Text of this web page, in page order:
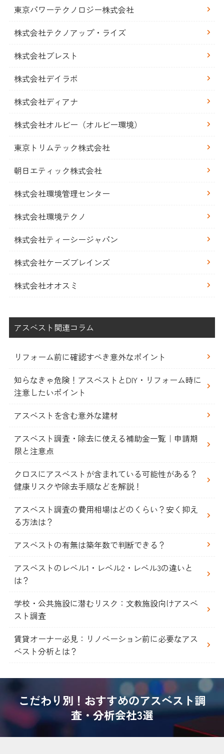
東京パワーテクノロジー株式会社
株式会社テクノアップ・ライズ
株式会社ブレスト
株式会社デイラボ
株式会社ディアナ
株式会社オルビー（オルビー環境）
東京トリムテック株式会社
朝日エティック株式会社
株式会社環境管理センター
株式会社環境テクノ
株式会社ティーシージャパン
株式会社ケーズブレインズ
株式会社オオスミ
アスベスト関連コラム
リフォーム前に確認すべき意外なポイント
知らなきゃ危険！アスベストとDIY・リフォーム時に
注意したいポイント
アスベストを含む意外な建材
アスベスト調査・除去に使える補助金一覧｜申請期
限と注意点
クロスにアスベストが含まれている可能性がある？
健康リスクや除去手順などを解説！
アスベスト調査の費用相場はどのくらい？安く抑え
る方法は？
アスベストの有無は築年数で判断できる？
アスベストのレベル1・レベル2・レベル3の違いと
は？
学校・公共施設に潜むリスク：文教施設向けアスベ
スト調査
賃貸オーナー必見：リノベーション前に必要なアス
ベスト分析とは？
こだわり別！おすすめのアスベスト調
査・分析会社3選